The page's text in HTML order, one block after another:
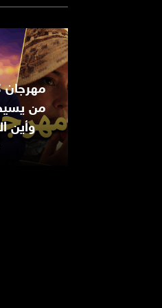
من
وأين